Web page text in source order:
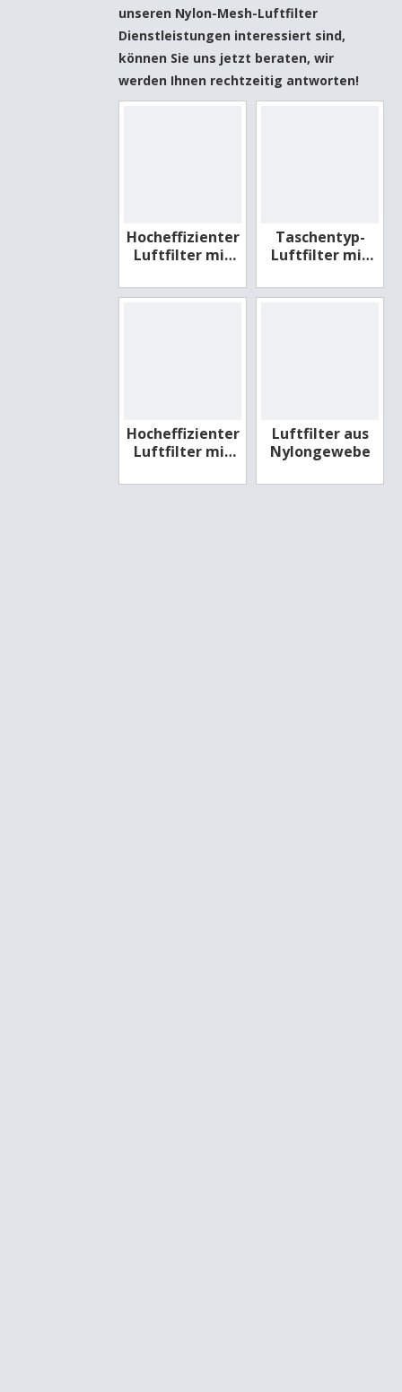
unseren Nylon-Mesh-Luftfilter
Dienstleistungen interessiert sind,
können Sie uns jetzt beraten, wir
werden Ihnen rechtzeitig antworten!
Hocheffizienter
Luftfilter mit
Taschentyp-
Luftfilter mit
Wirkungsgrad
Hocheffizienter
Luftfilter mit
Luftfilter aus
Nylongewebe